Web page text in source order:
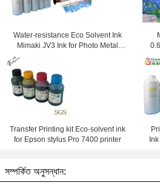
Water-resistance Eco Solvent Ink
Mimaki JV3 Ink for Photo Metal
Transfer Printing kit Eco-solvent ink
for Epson stylus Pro 7400 printer
সম্পর্কিত অনুসন্ধান: